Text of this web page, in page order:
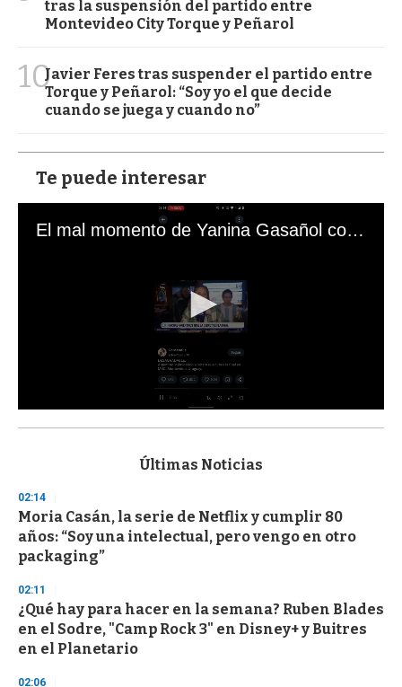
tras la suspensión del partido entre
Montevideo City Torque y Peñarol
10Javier Feres tras suspender el partido entre
Torque y Peñarol: “Soy yo el que decide
cuando se juega y cuando no”
Te puede interesar
El mal momento de Yanina Gasañol con un hincha argentino en "Subrayado"
s
d
s
o
f
3
s
c
o
n
Últimas Noticias
02:14
Moria Casán, la serie de Netflix y cumplir 80
años: “Soy una intelectual, pero vengo en otro
packaging”
02:11
¿Qué hay para hacer en la semana? Ruben Blades
en el Sodre, "Camp Rock 3" en Disney+ y Buitres
en el Planetario
02:06